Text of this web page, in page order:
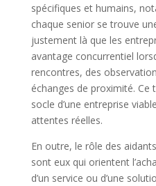
spécifiques et humains,
chaque senior se trouve
justement là que les
avantage concurrentiel
rencontres, des
échanges de proximité. Ce
socle d’une entreprise
attentes réelles.
En outre, le rôle des
sont eux qui orientent
d’un service ou d’une